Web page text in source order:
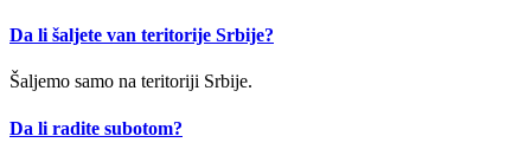
Da li šaljete van teritorije Srbije?
Šaljemo samo na teritoriji Srbije.
Da li radite subotom?